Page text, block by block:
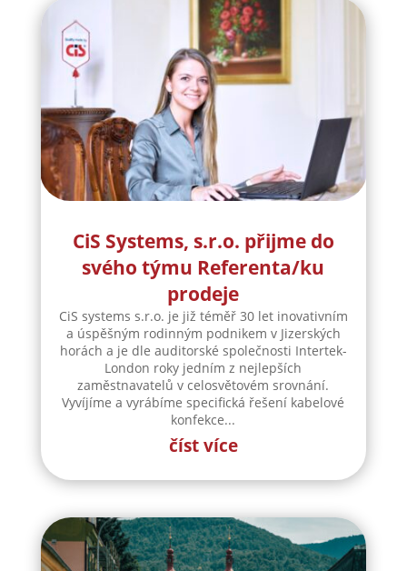
CiS Systems, s.r.o. přijme do
svého týmu Referenta/ku
prodeje
CiS systems s.r.o. je již téměř 30 let inovativním
a úspěšným rodinným podnikem v Jizerských
horách a je dle auditorské společnosti Intertek-
London roky jedním z nejlepších
zaměstnavatelů v celosvětovém srovnání.
Vyvíjíme a vyrábíme specifická řešení kabelové
konfekce...
číst více